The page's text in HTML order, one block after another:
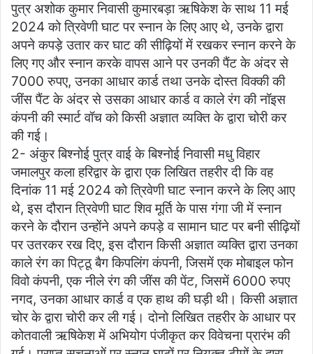
पुत्र अशोक कुमार निवासी कुमारबड़ा ऋषिकेश के साथ 11 मई
2024 को त्रिवेणी घाट पर स्नान के लिए आए थे, उनके द्वारा
अपने कपड़े उतार कर घाट की सीढ़ियों में रखकर स्नान करने के
लिए गए और स्नान करके वापस आने पर उनकी पैंट के अंदर से
7000 रुपए, उनका आधार कार्ड तथा उनके दोस्त विक्की की
जींस पैंट के अंदर से उसका आधार कार्ड व काले रंग की नॉइस
कंपनी की स्मार्ट वॉच को किसी अज्ञात व्यक्ति के द्वारा चोरी कर
की गई।
2- अंकुर बिश्नोई पुत्र वाई के बिश्नोई निवासी मधु विहार
जमालपुर कला हरिद्वार के द्वारा एक लिखित तहरीर दी कि वह
दिनांक 11 मई 2024 को त्रिवेणी घाट स्नान करने के लिए आए
थे, इस दौरान त्रिवेणी घाट शिव मूर्ति के पास गंगा जी में स्नान
करने के दौरान उन्होंने अपने कपड़े व सामान घाट पर बनी सीढ़ियों
पर उतरकर रख दिए, इस दौरान किसी अज्ञात व्यक्ति द्वारा उनका
काले रंग का पिट्ठू बैग किपलिंग कंपनी, जिसमें एक मोबाइल फोन
विवो कंपनी, एक नीले रंग की जींस की पेंट, जिसमें 6000 रुपए
नगद, उनका आधार कार्ड व एक हाथ की घड़ी थी। किसी अज्ञात
चोर के द्वारा चोरी कर ली गई। दोनो लिखित तहरीर के आधार पर
कोतवाली ऋषिकेश में अभियोग पंजीकृत कर विवेचना प्रारंभ की